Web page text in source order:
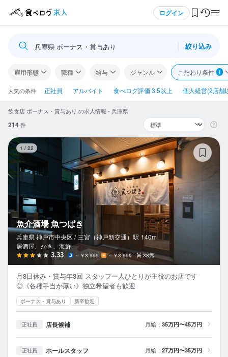
ログイン
ログイン・無料会員登録
食べログ求人TOP
求人検索
閲覧履歴
気になる求人
検索履歴・保存した条件
応募履歴
WEB履歴書
スカウト・メルマガ受信設定
ヘルプ・お問い合わせフォーム
掲載をご検討の店舗様へ
兵庫県 ボーナス・賞与あり 絞り込み
雇用形態 職種 給与 ジャンル こだわり条件 1
人気の条件 正社員 アルバイト 食べログ評価 3.5以上 個人経営(2店舗
飲食店 ボーナス・賞与あり の求人情報 - 兵庫県
214件
1 / 22
魚介酒場 魚つばき
兵庫県 神戸市中央区 / 三宮（神戸新交通） 駅 140m
居酒屋、かき、海鮮
3.33 ～￥3,999 ～￥3,999 38席
月8日休み・賞与年3回 スタッフ一人ひとりが主役のお店です
◎《各種手当が厚い》独立希望者も歓迎
ボーナス・賞与あり 新卒歓迎
正社員 店長候補 月給： 35万円〜45万円
正社員 ホールスタッフ 月給： 27万円〜35万円